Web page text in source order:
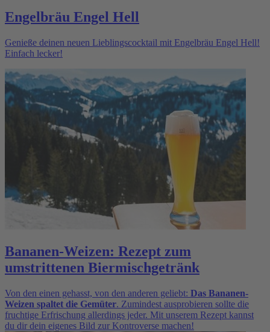
Engelbräu Engel Hell
Genieße deinen neuen Lieblingscocktail mit Engelbräu Engel Hell!
Einfach lecker!
Bananen-Weizen: Rezept zum
umstrittenen Biermischgetränk
Von den einen gehasst, von den anderen geliebt: Das Bananen-
Weizen spaltet die Gemüter. Zumindest ausprobieren sollte die
fruchtige Erfrischung allerdings jeder. Mit unserem Rezept kannst
du dir dein eigenes Bild zur Kontroverse machen!